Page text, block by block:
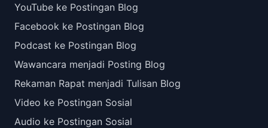
YouTube ke Postingan Blog
Facebook ke Postingan Blog
Podcast ke Postingan Blog
Wawancara menjadi Posting Blog
Rekaman Rapat menjadi Tulisan Blog
Video ke Postingan Sosial
Audio ke Postingan Sosial